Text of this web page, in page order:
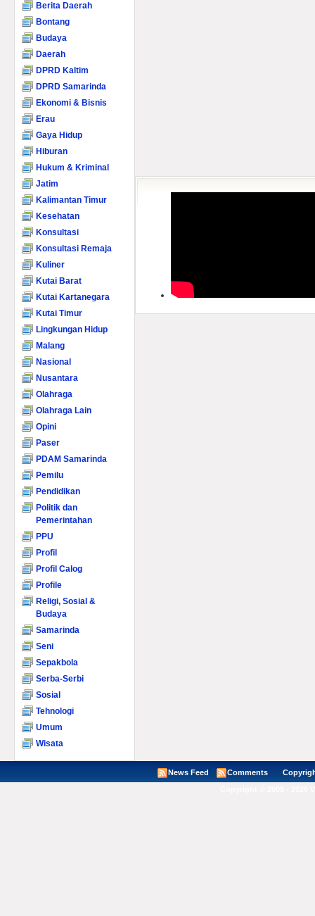
Berita Daerah
Bontang
Budaya
Daerah
DPRD Kaltim
DPRD Samarinda
Ekonomi & Bisnis
Erau
Gaya Hidup
Hiburan
Hukum & Kriminal
Jatim
Kalimantan Timur
Kesehatan
Konsultasi
Konsultasi Remaja
Kuliner
Kutai Barat
Kutai Kartanegara
Kutai Timur
Lingkungan Hidup
Malang
Nasional
Nusantara
Olahraga
Olahraga Lain
Opini
Paser
PDAM Samarinda
Pemilu
Pendidikan
Politik dan
Pemerintahan
PPU
Profil
Profil Calog
Profile
Religi, Sosial &
Budaya
Samarinda
Seni
Sepakbola
Serba-Serbi
Sosial
Tehnologi
Umum
Wisata
News Feed Comments Copyright